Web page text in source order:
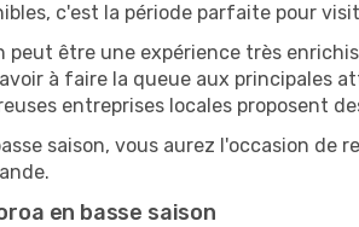
c'est la période parfaite pour
peut être une expérience très
à faire la queue aux principales
entreprises locales proposent
saison, vous aurez l'occasion
en basse saison